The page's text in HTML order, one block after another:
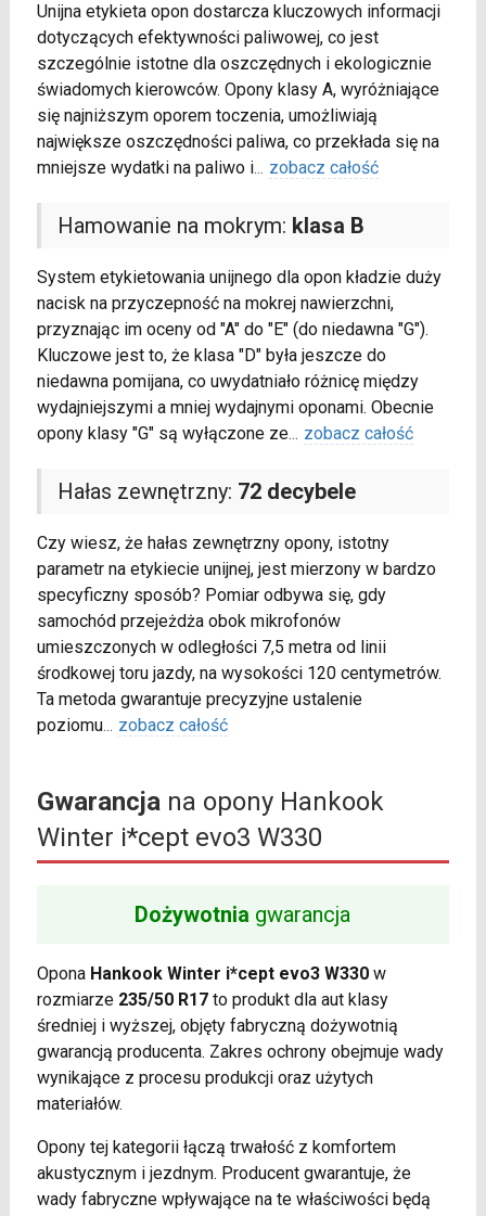
Unijna etykieta opon dostarcza kluczowych informacji
dotyczących efektywności paliwowej, co jest
szczególnie istotne dla oszczędnych i ekologicznie
świadomych kierowców. Opony klasy A, wyróżniające
się najniższym oporem toczenia, umożliwiają
największe oszczędności paliwa, co przekłada się na
mniejsze wydatki na paliwo i... zobacz całość
Hamowanie na mokrym: klasa B
System etykietowania unijnego dla opon kładzie duży
nacisk na przyczepność na mokrej nawierzchni,
przyznając im oceny od "A" do "E" (do niedawna "G").
Kluczowe jest to, że klasa "D" była jeszcze do
niedawna pomijana, co uwydatniało różnicę między
wydajniejszymi a mniej wydajnymi oponami. Obecnie
opony klasy "G" są wyłączone ze... zobacz całość
Hałas zewnętrzny: 72 decybele
Czy wiesz, że hałas zewnętrzny opony, istotny
parametr na etykiecie unijnej, jest mierzony w bardzo
specyficzny sposób? Pomiar odbywa się, gdy
samochód przejeżdża obok mikrofonów
umieszczonych w odległości 7,5 metra od linii
środkowej toru jazdy, na wysokości 120 centymetrów.
Ta metoda gwarantuje precyzyjne ustalenie
poziomu... zobacz całość
Gwarancjana opony Hankook
Winter i*cept evo3 W330
Dożywotnia gwarancja
Opona Hankook Winter i*cept evo3 W330w
rozmiarze 235/50 R17to produkt dla aut klasy
średniej i wyższej, objęty fabryczną dożywotnią
gwarancją producenta. Zakres ochrony obejmuje wady
wynikające z procesu produkcji oraz użytych
materiałów.
Opony tej kategorii łączą trwałość z komfortem
akustycznym i jezdnym. Producent gwarantuje, że
wady fabryczne wpływające na te właściwości będą